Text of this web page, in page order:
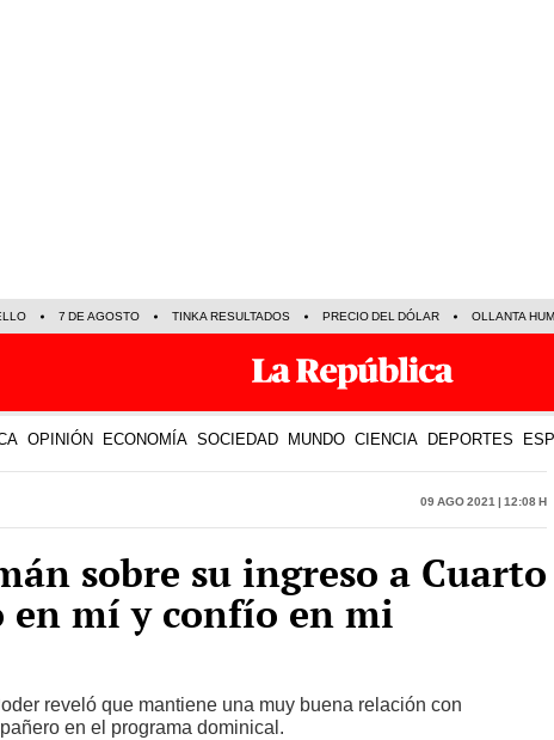
7 DE AGOSTO TINKA RESULTADOS PRECIO DEL DÓLAR OLLANTA
OPINIÓN ECONOMÍA SOCIEDAD MUNDO CIENCIA DEPORTES
09 Ago 2021 | 12:08 h
sobre su ingreso a Cuarto
en mí y confío en mi
reveló que mantiene una muy buena relación con
en el programa dominical.